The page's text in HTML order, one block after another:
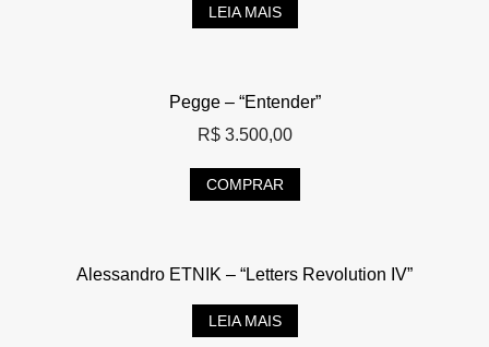
LEIA MAIS
Pegge – “Entender”
R$3.500,00
COMPRAR
Alessandro ETNIK – “Letters Revolution IV”
LEIA MAIS